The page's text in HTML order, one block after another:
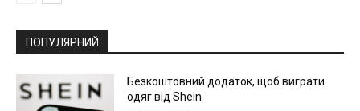
ПОПУЛЯРНИЙ
Безкоштовний додаток, щоб виграти
одяг від Shein